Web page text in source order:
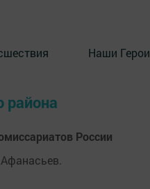
Наши Герои
района
России